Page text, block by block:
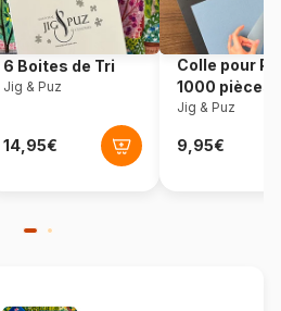
1000 pièces
67 x 49 cm
6 Boites de Tri
Jig & Puz
Colle pour
1000 pièces
Jig & Puz